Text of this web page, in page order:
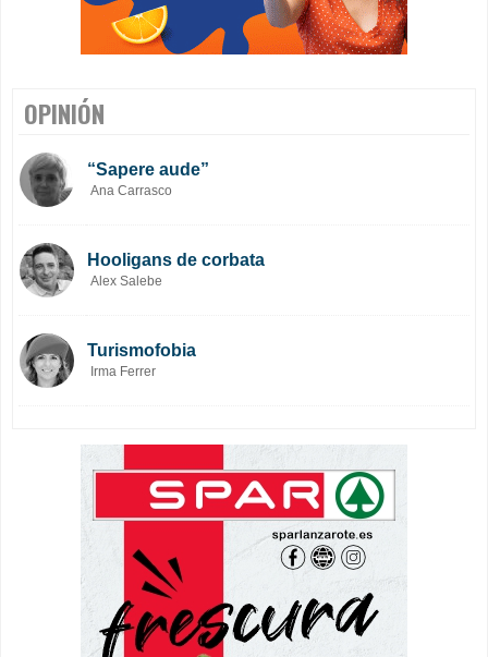
OPINIÓN
“Sapere aude”
Ana Carrasco
Hooligans de corbata
Alex Salebe
Turismofobia
Irma Ferrer